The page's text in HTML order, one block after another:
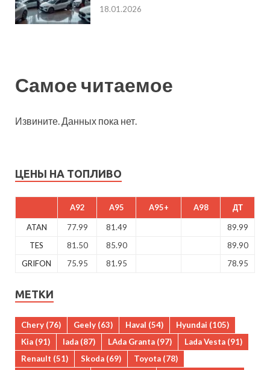
18.01.2026
Самое читаемое
Извините. Данных пока нет.
ЦЕНЫ НА ТОПЛИВО
A92 A95 A95+ A98 ДТ
ATAN 77.99 81.49
89.99
TES
81.50 85.90
89.90
GRIFON
75.95 81.95 78.95
МЕТКИ
Chery (76) Geely (63) Haval (54) Hyundai (105)
Kia (91) lada (87) LAda Granta (97) Lada Vesta (91)
Renault (51) Skoda (69) Toyota (78)